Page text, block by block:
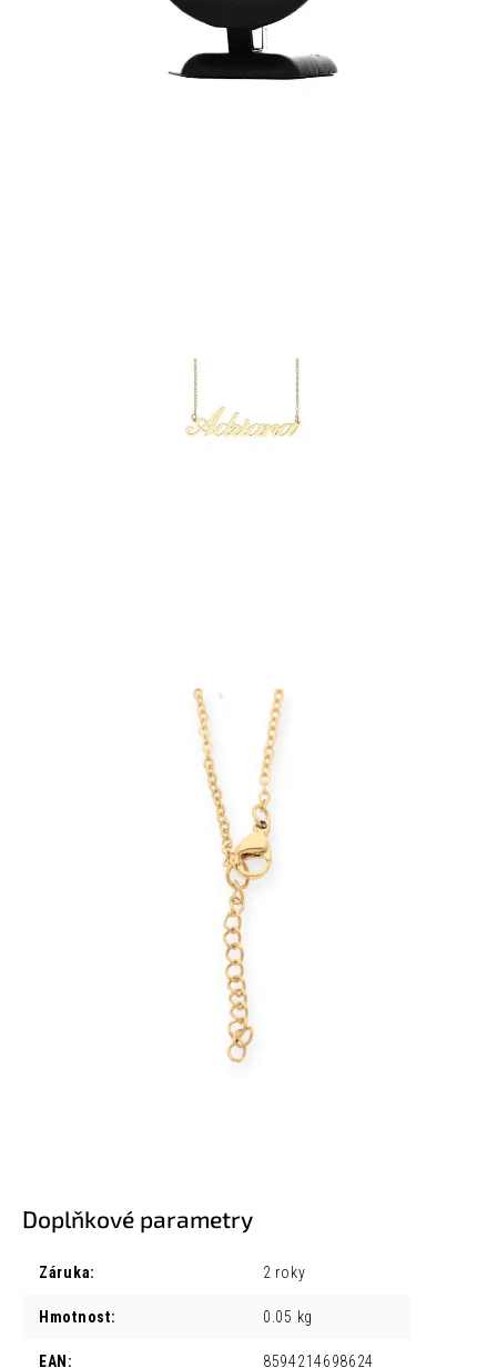
Doplňkové parametry
Záruka: 2 roky
Hmotnost: 0.05 kg
EAN : 8594214698624